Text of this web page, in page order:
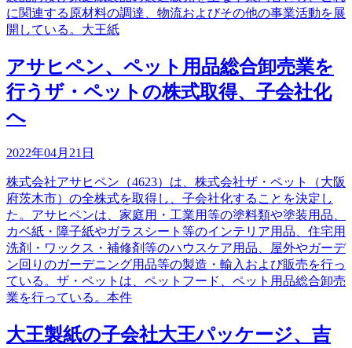
に関連する原材料の調達、物流およびその他の事業活動を展
開している。大王紙
アサヒペン、ペット用品総合卸売業を
行うザ・ペットの株式取得、子会社化
へ
2022年04月21日
株式会社アサヒペン（4623）は、株式会社ザ・ペット（大阪
府茨木市）の全株式を取得し、子会社化することを決定し
た。アサヒペンは、家庭用・工業用等の塗料類や塗装用品、
カベ紙・障子紙やガラスシート等のインテリア用品、住宅用
洗剤・ワックス・補修剤等のハウスケア用品、屋外やガーデ
ン回りのガーデニング用品等の製造・輸入および販売を行っ
ている。ザ・ペットは、ペットフード、ペット用品総合卸売
業を行っている。本件
大王製紙の子会社大王パッケージ、吉